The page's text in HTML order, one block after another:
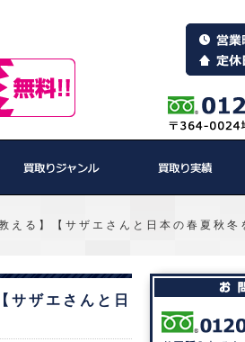
る】【サザエさんと日本の春夏秋冬
サザエさんと日